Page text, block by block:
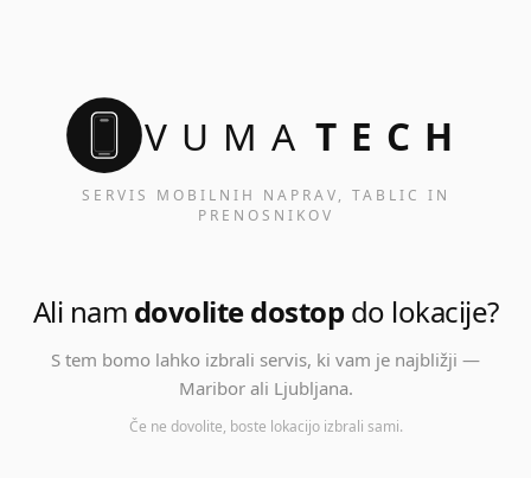
VUMA TECH
SERVIS MOBILNIH NAPRAV, TABLIC IN
PRENOSNIKOV
Ali nam dovolite dostop do lokacije?
S tem bomo lahko izbrali servis, ki vam je najbližji —
Maribor ali Ljubljana.
Če ne dovolite, boste lokacijo izbrali sami.